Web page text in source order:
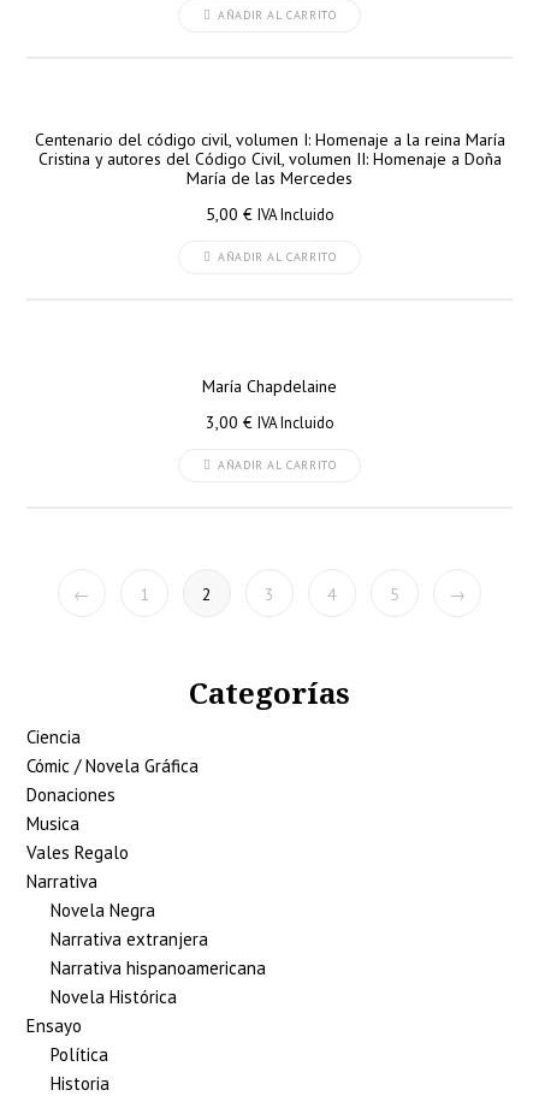
AÑADIR AL CARRITO
Centenario del código civil, volumen I: Homenaje a la reina María
Cristina y autores del Código Civil, volumen II: Homenaje a Doña
María de las Mercedes
5,00 € IVA Incluido
AÑADIR AL CARRITO
María Chapdelaine
3,00 € IVA Incluido
AÑADIR AL CARRITO
← 1 2 3 4 5 →
Categorías
Ciencia
Cómic / Novela Gráfica
Donaciones
Musica
Vales Regalo
Narrativa
Novela Negra
Narrativa extranjera
Narrativa hispanoamericana
Novela Histórica
Ensayo
Política
Historia